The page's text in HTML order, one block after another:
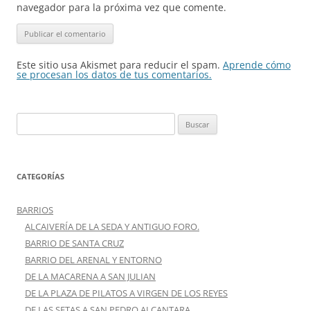
navegador para la próxima vez que comente.
Este sitio usa Akismet para reducir el spam. Aprende cómo
se procesan los datos de tus comentarios.
CATEGORÍAS
BARRIOS
ALCAIVERÍA DE LA SEDA Y ANTIGUO FORO.
BARRIO DE SANTA CRUZ
BARRIO DEL ARENAL Y ENTORNO
DE LA MACARENA A SAN JULIAN
DE LA PLAZA DE PILATOS A VIRGEN DE LOS REYES